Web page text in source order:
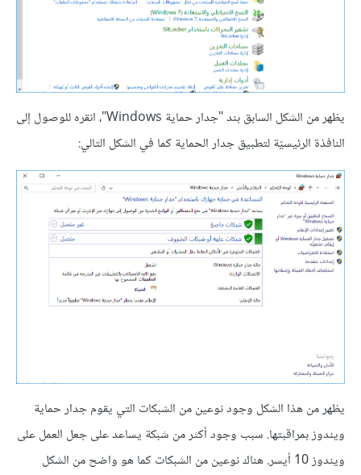
يظهر من الشكل السابق بند "جدار حماية Windows"، انقره للوصول إلى
النافذة الرئيسيّة لتطبيق جدار الحماية كما في الشكل التالي:
يظهر من هذا الشكل وجود نوعين من الشبكات التي يقوم جدار حماية
ويندوز بمراقبتها. سبب وجود أكثر من شبكة يساعد على جعل العمل على
ويندوز 10 أيسر. هناك نوعين من الشبكات كما هو واضح من الشكل